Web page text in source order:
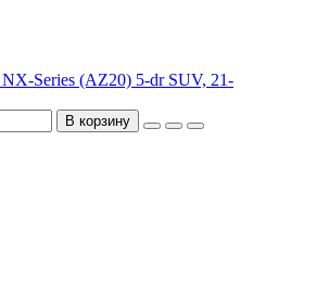
Series (AZ20) 5-dr SUV, 21-
В корзину